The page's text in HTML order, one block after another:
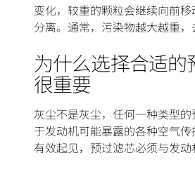
变化，较重的颗粒会继续向前
分离。通常，污染物越大越重，
为什么选择合适的
很重要
灰尘不是灰尘，任何一种类型
于发动机可能暴露的各种空气
有效起见，预过滤芯必须与发动